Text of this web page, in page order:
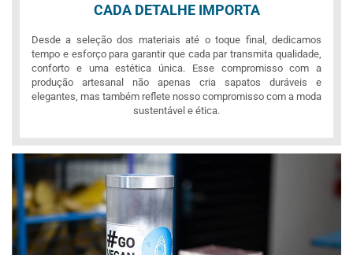
CADA DETALHE IMPORTA
Desde a seleção dos materiais até o toque final, dedicamos
tempo e esforço para garantir que cada par transmita qualidade,
conforto e uma estética única. Esse compromisso com a
produção artesanal não apenas cria sapatos duráveis e
elegantes, mas também reflete nosso compromisso com a moda
sustentável e ética.